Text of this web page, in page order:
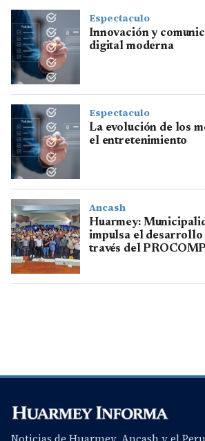
Espectaculo
Innovación y
digital moderna
Espectaculo
La evolución de los
el entretenimiento
Ancash
Huarmey:
impulsa el desarrollo
través del